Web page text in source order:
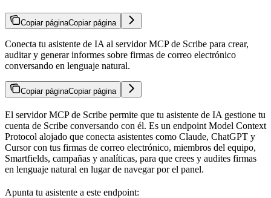
Copiar páginaCopiar página
Conecta tu asistente de IA al servidor MCP de Scribe para crear,
auditar y generar informes sobre firmas de correo electrónico
conversando en lenguaje natural.
Copiar páginaCopiar página
El servidor MCP de Scribe permite que tu asistente de IA gestione tu
cuenta de Scribe conversando con él. Es un endpoint Model Context
Protocol alojado que conecta asistentes como Claude, ChatGPT y
Cursor con tus firmas de correo electrónico, miembros del equipo,
Smartfields, campañas y analíticas, para que crees y audites firmas
en lenguaje natural en lugar de navegar por el panel.
Apunta tu asistente a este endpoint: